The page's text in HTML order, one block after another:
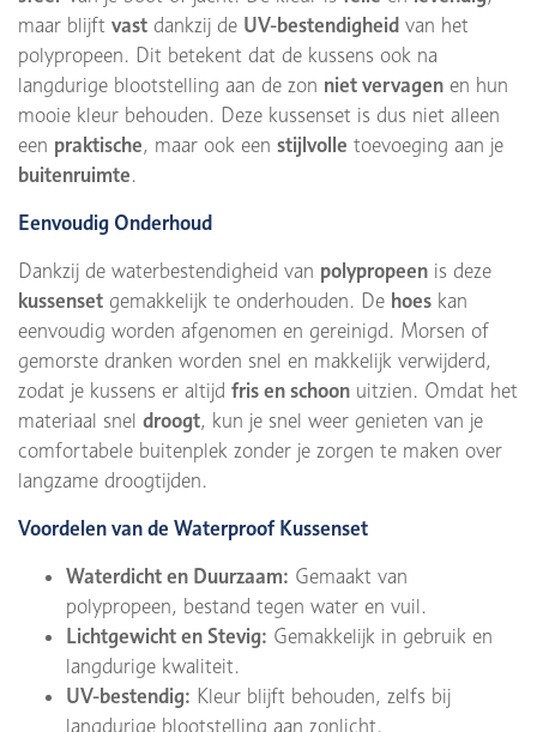
maar blijft vast dankzij de UV-bestendigheid van het
polypropeen. Dit betekent dat de kussens ook na
langdurige blootstelling aan de zon niet vervagen en hun
mooie kleur behouden. Deze kussenset is dus niet alleen
een praktische, maar ook een stijlvolle toevoeging aan je
buitenruimte.
Eenvoudig Onderhoud
Dankzij de waterbestendigheid van polypropeen is deze
kussenset gemakkelijk te onderhouden. De hoes kan
eenvoudig worden afgenomen en gereinigd. Morsen of
gemorste dranken worden snel en makkelijk verwijderd,
zodat je kussens er altijd fris en schoon uitzien. Omdat het
materiaal snel droogt, kun je snel weer genieten van je
comfortabele buitenplek zonder je zorgen te maken over
langzame droogtijden.
Voordelen van de Waterproof Kussenset
Waterdicht en Duurzaam: Gemaakt van
polypropeen, bestand tegen water en vuil.
Lichtgewicht en Stevig: Gemakkelijk in gebruik en
langdurige kwaliteit.
UV-bestendig: Kleur blijft behouden, zelfs bij
langdurige blootstelling aan zonlicht.